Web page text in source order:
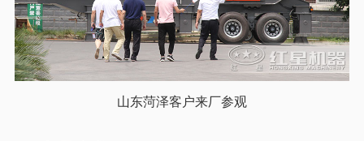
山东菏泽客户来厂参观